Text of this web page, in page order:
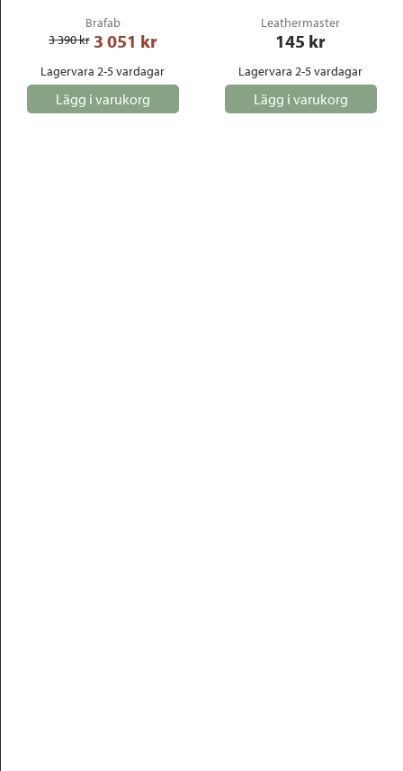
Brafab
3 390 kr 3 051 kr
Lagervara 2-5 vardagar
Lägg i varukorg
Leathermaster
145 kr
Lagervara 2-5 vardagar
Lägg i varukorg